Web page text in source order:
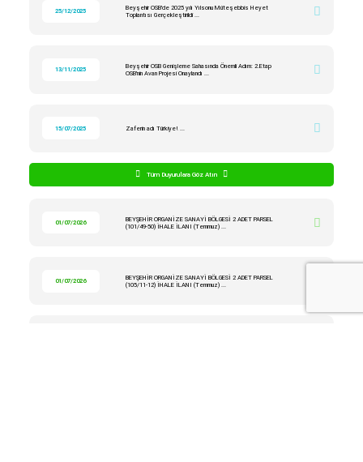
25/12/2025
Beyşehir OSB’de 2025 yılı Yılsonu Müteşebbis Heyet
Toplantısı Gerçekleştirildi ...
13/11/2025
Beyşehir OSB Genişleme Sahasında Önemli Adım: 2.Etap
OSB’nin Avan Projesi Onaylandı ...
15/07/2025 Zaferin adı Türkiye! ...
Tüm Duyurulara Göz Atın
01/07/2026
BEYŞEHİR ORGANİZE SANAYİ BÖLGESİ 2 ADET PARSEL
(101/49-50) İHALE İLANI (Temmuz) ...
01/07/2026
BEYŞEHİR ORGANİZE SANAYİ BÖLGESİ 2 ADET PARSEL
(105/11-12) İHALE İLANI (Temmuz) ...